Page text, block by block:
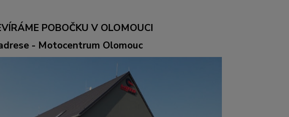
POBOČKU V OLOMOUCI
- Motocentrum Olomouc